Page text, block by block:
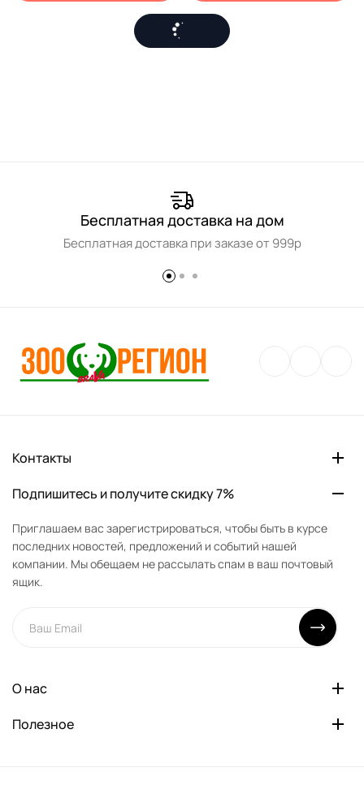
Бесплатная доставка на дом
Бесплатная доставка при заказе от 999р
Контакты
Подпишитесь и получите скидку 7%
Приглашаем вас зарегистрироваться, чтобы быть в курсе
последних новостей, предложений и событий нашей
компании. Мы обещаем не рассылать спам в ваш почтовый
ящик.
О нас
Полезное